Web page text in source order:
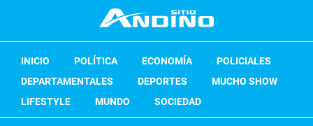
INICIO POLÍTICA ECONOMÍA
POLICIALES
DEPARTAMENTALES
DEPORTES
MUCHO SHOW
LIFESTYLE
MUNDO SOCIEDAD